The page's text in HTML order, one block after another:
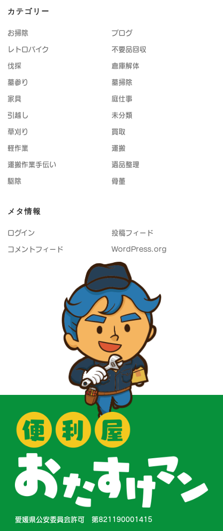
カテゴリー
お掃除 ブログ
レトロバイク 不要品回収
伐採 倉庫解体
墓参り 墓掃除
家具 庭仕事
引越し 未分類
草刈り 買取
軽作業 運搬
運搬作業手伝い 遺品整理
駆除 骨董
メタ情報
ログイン 投稿フィード
コメントフィード WordPress.org
愛媛県公安委員会許可 第821190001415